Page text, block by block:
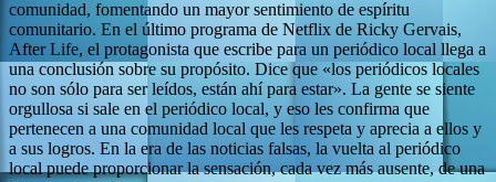
comunidad, fomentando un mayor sentimiento de espíritu
comunitario. En el último programa de Netflix de Ricky Gervais,
After Life, el protagonista que escribe para un periódico local llega a
una conclusión sobre su propósito. Dice que «los periódicos locales
no son sólo para ser leídos, están ahí para estar». La gente se siente
orgullosa si sale en el periódico local, y eso les confirma que
pertenecen a una comunidad local que les respeta y aprecia a ellos y
a sus logros. En la era de las noticias falsas, la vuelta al periódico
local puede proporcionar la sensación, cada vez más ausente, de una